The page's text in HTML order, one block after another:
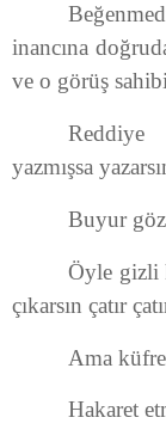
inancına
ve o görüş
Reddiye
yazmışsa
Buyur
Öyle gizli
çıkarsın çatır
Ama
Hakaret